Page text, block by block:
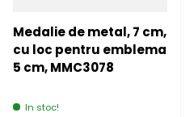
Medalie de metal, 7 cm,
cu loc pentru emblema
5 cm, MMC3078
In stoc!